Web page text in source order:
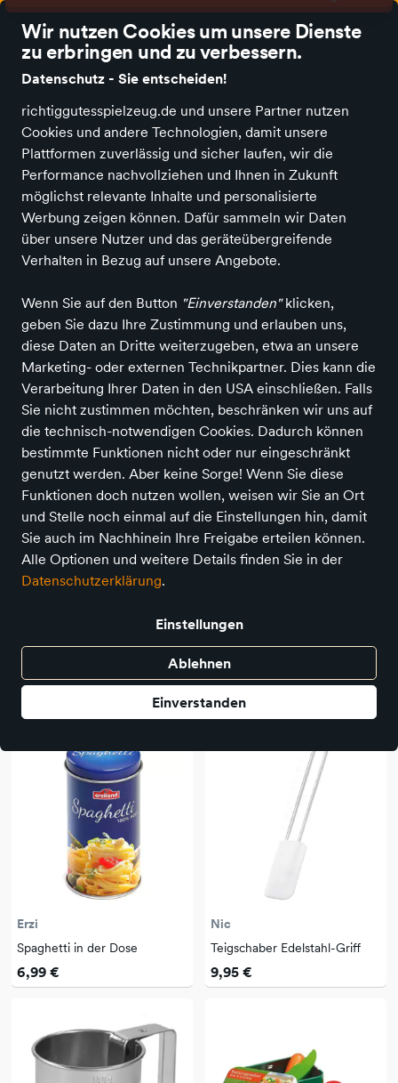
Wir nutzen Cookies um unsere Dienste
zu erbringen und zu verbessern.
Datenschutz - Sie entscheiden!
richtiggutesspielzeug.de und unsere Partner nutzen
Cookies und andere Technologien, damit unsere
Plattformen zuverlässig und sicher laufen, wir die
Performance nachvollziehen und Ihnen in Zukunft
möglichst relevante Inhalte und personalisierte
Werbung zeigen können. Dafür sammeln wir Daten
über unsere Nutzer und das geräteübergreifende
Verhalten in Bezug auf unsere Angebote.
Wenn Sie auf den Button "Einverstanden"klicken,
geben Sie dazu Ihre Zustimmung und erlauben uns,
diese Daten an Dritte weiterzugeben, etwa an unsere
Marketing- oder externen Technikpartner. Dies kann die
Verarbeitung Ihrer Daten in den USA einschließen. Falls
Sie nicht zustimmen möchten, beschränken wir uns auf
die technisch-notwendigen Cookies. Dadurch können
bestimmte Funktionen nicht oder nur eingeschränkt
genutzt werden. Aber keine Sorge! Wenn Sie diese
Funktionen doch nutzen wollen, weisen wir Sie an Ort
und Stelle noch einmal auf die Einstellungen hin, damit
Sie auch im Nachhinein Ihre Freigabe erteilen können.
Alle Optionen und weitere Details finden Sie in der
Datenschutzerklärung.
Einstellungen
Ablehnen
Einverstanden
Alle Kategorien Neuheiten Angebote Spielen und Basteln
Richtig Gutes Spielzeug kaufen Spielen & Basteln
Kaufladen &
Küche
Jetzt bei ARS LUDI
Suchbegriff Marken Angebote
84 Produkte
Sahneplatte von Coppenrath
und Wiese
Erzi
Butter
1,99 €
Erzi
Spaghetti in der Dose
6,99 €
Nic
Teigschaber Edelstahl-Griff
9,95 €